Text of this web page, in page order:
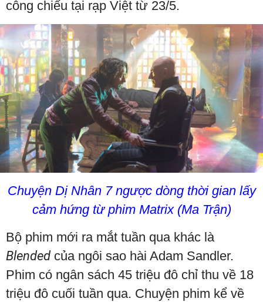
công chiếu tại rạp Việt từ 23/5.
Chuyện Dị Nhân 7 ngược dòng thời gian lấy
cảm hứng từ phim Matrix (Ma Trận)
Bộ phim mới ra mắt tuần qua khác là
Blendedcủa ngôi sao hài Adam Sandler.
Phim có ngân sách 45 triệu đô chỉ thu về 18
triệu đô cuối tuần qua. Chuyện phim kể về